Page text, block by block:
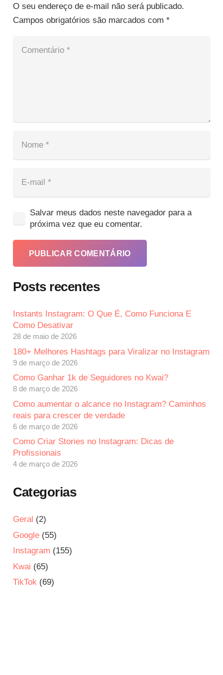
O seu endereço de e-mail não será publicado.
Campos obrigatórios são marcados com *
Salvar meus dados neste navegador para a
próxima vez que eu comentar.
PUBLICAR COMENTÁRIO
Posts recentes
Instants Instagram: O Que É, Como Funciona E
Como Desativar
28 de maio de 2026
180+ Melhores Hashtags para Viralizar no Instagram
9 de março de 2026
Como Ganhar 1k de Seguidores no Kwai?
8 de março de 2026
Como aumentar o alcance no Instagram? Caminhos
reais para crescer de verdade
6 de março de 2026
Como Criar Stories no Instagram: Dicas de
Profissionais
4 de março de 2026
Categorias
Geral (2)
Google(55)
Instagram (155)
Kwai (65)
TikTok(69)